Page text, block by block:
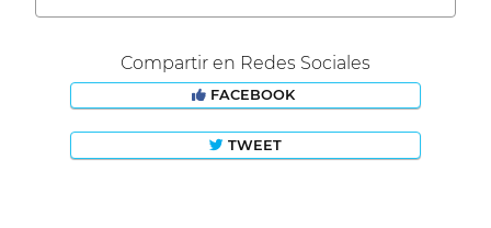
Compartir en Redes Sociales
FACEBOOK
TWEET